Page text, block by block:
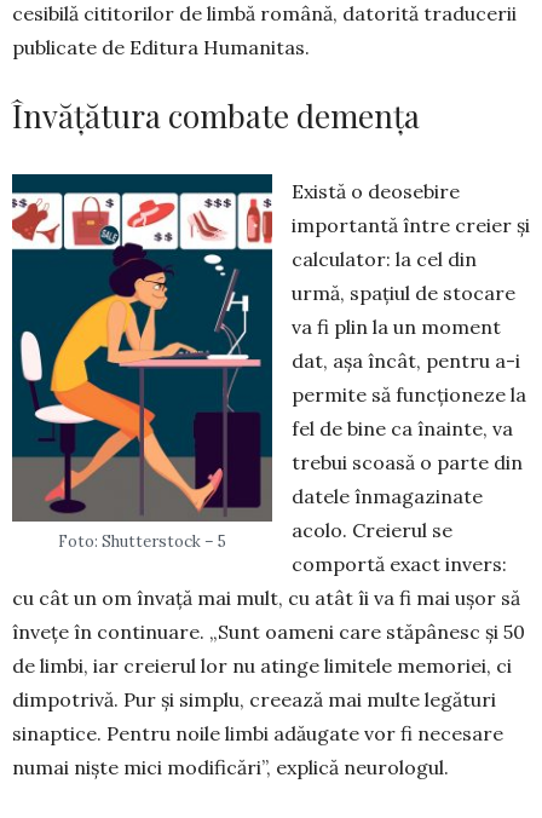
cesibilă citito­ri­lor de limbă română, datorită tra­ducerii
publicate de Editura Humanitas.
Învățătura combate demența
Foto: Shutterstock – 5
Există o deosebire
importantă între creier și
calculator: la cel din
urmă, spațiul de stocare
va fi plin la un moment
dat, așa încât, pentru a-i
permite să funcționeze la
fel de bine ca înainte, va
trebui scoasă o parte din
datele înmagazinate
acolo. Creierul se
comportă exact invers:
cu cât un om învață mai mult, cu atât îi va fi mai ușor să
învețe în continuare. „Sunt oameni care stăpânesc și 50
de limbi, iar creierul lor nu atinge limitele me­mo­riei, ci
dimpotrivă. Pur și simplu, creează mai multe legături
sinaptice. Pentru noile limbi adău­gate vor fi necesare
numai niște mici modi­ficări”, explică neurologul.